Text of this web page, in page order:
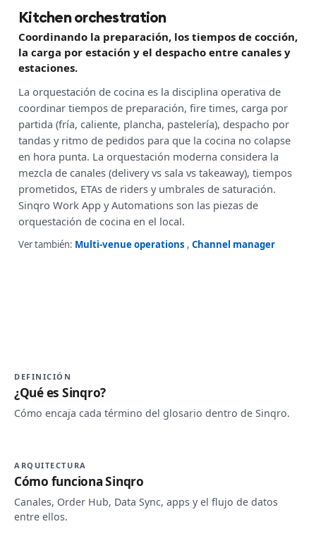
Kitchen orchestration
Coordinando la preparación, los tiempos de cocción,
la carga por estación y el despacho entre canales y
estaciones.
La orquestación de cocina es la disciplina operativa de
coordinar tiempos de preparación, fire times, carga por
partida (fría, caliente, plancha, pastelería), despacho por
tandas y ritmo de pedidos para que la cocina no colapse
en hora punta. La orquestación moderna considera la
mezcla de canales (delivery vs sala vs takeaway), tiempos
prometidos, ETAs de riders y umbrales de saturación.
Sinqro Work App y Automations son las piezas de
orquestación de cocina en el local.
Ver también: Multi-venue operations , Channel manager
DEFINICIÓN
¿Qué es Sinqro?
Cómo encaja cada término del glosario dentro de Sinqro.
ARQUITECTURA
Cómo funciona Sinqro
Canales, Order Hub, Data Sync, apps y el flujo de datos
entre ellos.